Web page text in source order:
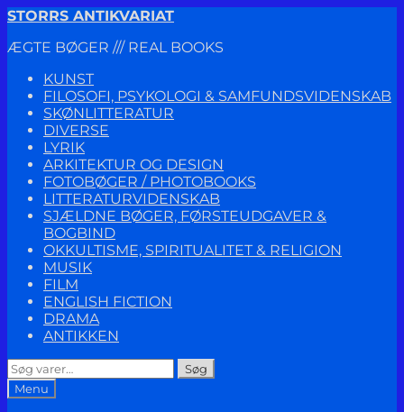
Spring
navigation
Spring
indhold
STORRS ANTIKVARIAT
ÆGTE BØGER /// REAL BOOKS
KUNST
FILOSOFI, PSYKOLOGI & SAMFUNDSVIDENSKAB
SKØNLITTERATUR
DIVERSE
LYRIK
ARKITEKTUR OG DESIGN
FOTOBØGER / PHOTOBOOKS
LITTERATURVIDENSKAB
SJÆLDNE BØGER, FØRSTEUDGAVER &
BOGBIND
OKKULTISME, SPIRITUALITET & RELIGION
MUSIK
FILM
ENGLISH FICTION
DRAMA
ANTIKKEN
Søg
efter:
Søg
Menu